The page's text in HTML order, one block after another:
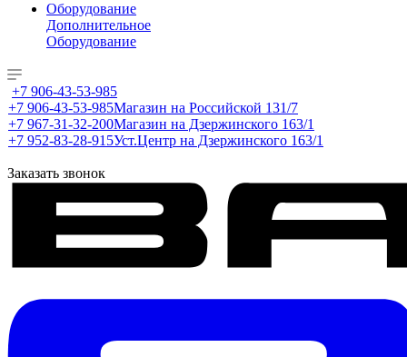
Дополнительное
Оборудование
+7 906-43-53-985
+7 906-43-53-985Магазин на Российской 131/7
+7 967-31-32-200Магазин на Дзержинского 163/1
+7 952-83-28-915Уст.Центр на Дзержинского 163/1
Заказать звонок